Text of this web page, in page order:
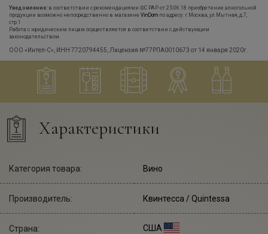
Уведомление: в соответствии с рекомендациями ФС РАР от 25.06.18 приобретение алкогольной
продукции возможно непосредственно в магазине VinDom по адресу: г.Москва, ул.Мытная, д.7,
стр.1
Работа с юридическим лицам осуществляется в соответствии с действующим
законодательством.
ООО «Интел-С», ИНН 7720794455, Лицензия №77РПА0010673 от 14 января 2020г.
Характеристики
Категория товара: Вино
Производитель: Квинтесса / Quintessa
Страна: США